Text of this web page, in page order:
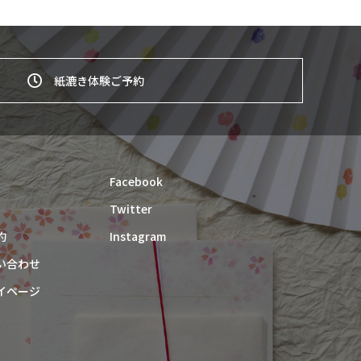
紙漉き体験ご予約
合わせ
ページ
Facebook
Twitter
Instagram